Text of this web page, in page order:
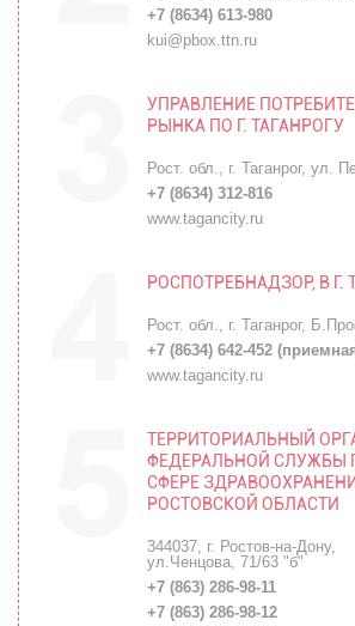
+7 (8634) 613-980
kui@pbox.ttn.ru
УПРАВЛЕНИЕ
РЫНКА ПО Г. ТАГАНРОГУ
Рост. обл., г. Таганрог, ул.
+7 (8634) 312-816
www.tagancity.ru
РОСПОТРЕБНАДЗОР, В Г.
Рост. обл., г. Таганрог,
+7 (8634) 642-452
www.tagancity.ru
ТЕРРИТОРИАЛЬНЫЙ
ФЕДЕРАЛЬНОЙ СЛУЖБЫ
СФЕРЕ
РОСТОВСКОЙ ОБЛАСТИ
344037, г. Ростов-на-Дону,
ул.Ченцова, 71/63 "б"
+7 (863) 286-98-11
+7 (863) 286-98-12